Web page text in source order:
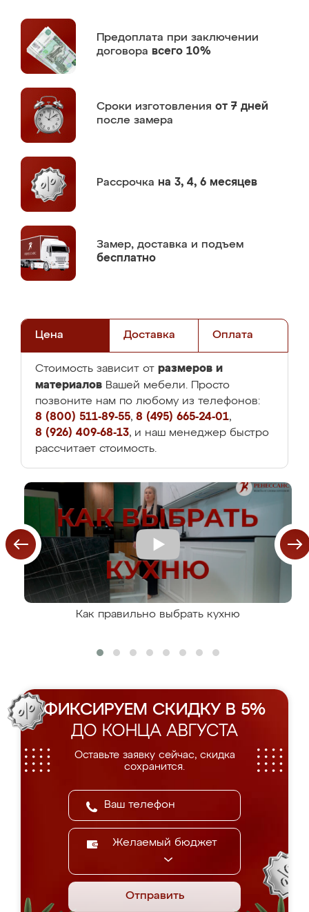
Предоплата при заключении
договора всего 10%
Сроки изготовления от 7 дней
после замера
Рассрочка на 3, 4, 6 месяцев
Замер, доставка и подъем
бесплатно
Цена Доставка Оплата
Стоимость зависит от размеров и
материалов Вашей мебели. Просто
позвоните нам по любому из телефонов:
8 (800) 511-89-55, 8 (495) 665-24-01,
8 (926) 409-68-13, и наш менеджер быстро
рассчитает стоимость.
Как правильно выбрать кухню
ФИКСИРУЕМ СКИДКУ В 5%
ДО КОНЦА АВГУСТА
Оставьте заявку сейчас, скидка
сохранится.
Желаемый бюджет
Отправить